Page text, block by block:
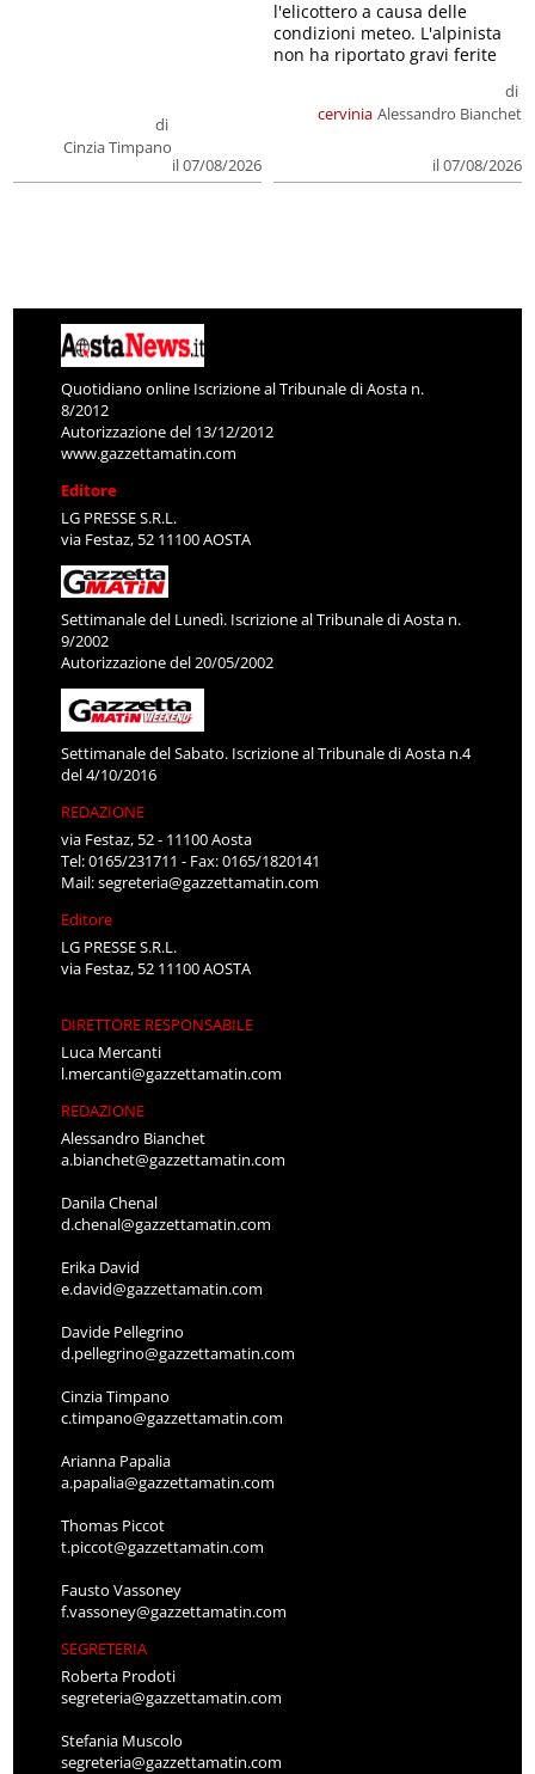
di
Cinzia Timpano
il 07/08/2026
cervinia
di
Alessandro Bianchet
il 07/08/2026
l'elicottero a causa delle
condizioni meteo. L'alpinista
non ha riportato gravi ferite
Quotidiano online Iscrizione al Tribunale di Aosta n.
8/2012
Autorizzazione del 13/12/2012
www.gazzettamatin.com
Editore
LG PRESSE S.R.L.
via Festaz, 52 11100 AOSTA
Settimanale del Lunedì. Iscrizione al Tribunale di Aosta n.
9/2002
Autorizzazione del 20/05/2002
Settimanale del Sabato. Iscrizione al Tribunale di Aosta n.4
del 4/10/2016
REDAZIONE
via Festaz, 52 - 11100 Aosta
Tel: 0165/231711 - Fax: 0165/1820141
Mail:segreteria@gazzettamatin.com
Editore
LG PRESSE S.R.L.
via Festaz, 52 11100 AOSTA
DIRETTORE RESPONSABILE
Luca Mercanti
l.mercanti@gazzettamatin.com
REDAZIONE
Alessandro Bianchet
a.bianchet@gazzettamatin.com
Danila Chenal
d.chenal@gazzettamatin.com
Erika David
e.david@gazzettamatin.com
Davide Pellegrino
d.pellegrino@gazzettamatin.com
Cinzia Timpano
c.timpano@gazzettamatin.com
Arianna Papalia
a.papalia@gazzettamatin.com
Thomas Piccot
t.piccot@gazzettamatin.com
Fausto Vassoney
f.vassoney@gazzettamatin.com
SEGRETERIA
Roberta Prodoti
segreteria@gazzettamatin.com
Stefania Muscolo
segreteria@gazzettamatin.com